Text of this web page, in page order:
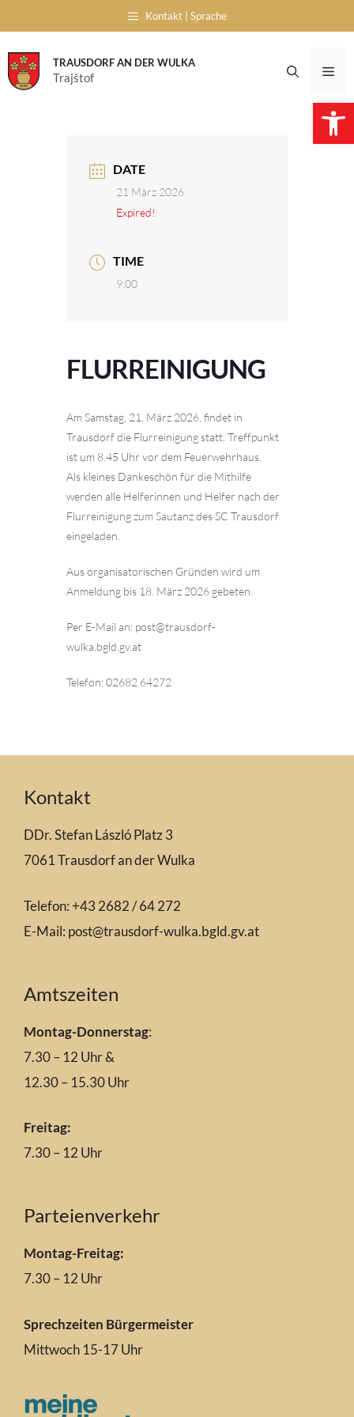
to
content
Kontakt | Sprache
TRAUSDORF AN DER WULKA
Trajštof
DATE
21 März 2026
Expired!
TIME
9:00
FLURREINIGUNG
Am Samstag, 21. März 2026, findet in
Trausdorf die Flurreinigung statt. Treffpunkt
ist um 8.45 Uhr vor dem Feuerwehrhaus.
Als kleines Dankeschön für die Mithilfe
werden alle Helferinnen und Helfer nach der
Flurreinigung zum Sautanz des SC Trausdorf
eingeladen.
Aus organisatorischen Gründen wird um
Anmeldung bis 18. März 2026 gebeten.
Per E-Mail an: post@trausdorf-
wulka.bgld.gv.at
Telefon: 02682 64272
Kontakt
DDr. Stefan László Platz 3
7061 Trausdorf an der Wulka
Telefon: +43 2682 / 64 272
E-Mail: post@trausdorf-wulka.bgld.gv.at
Amtszeiten
Montag-Donnerstag:
7.30 – 12 Uhr &
12.30 – 15.30 Uhr
Freitag:
7.30 – 12 Uhr
Parteienverkehr
Montag-Freitag:
7.30 – 12 Uhr
Sprechzeiten Bürgermeister
Mittwoch 15-17 Uhr